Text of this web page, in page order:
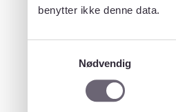
benytter ikke denne data.
Nødvendig